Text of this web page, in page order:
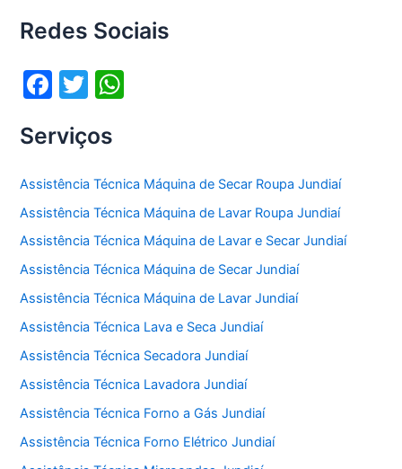
b
o
o
k
A
p
Redes Sociais
F
c
e
b
o
o
k
T
itt
er s
A
p
p
Serviços
Assistência Técnica Máquina de Secar Roupa Jundiaí
Assistência Técnica Máquina de Lavar Roupa Jundiaí
Assistência Técnica Máquina de Lavar e Secar Jundiaí
Assistência Técnica Máquina de Secar Jundiaí
Assistência Técnica Máquina de Lavar Jundiaí
Assistência Técnica Lava e Seca Jundiaí
Assistência Técnica Secadora Jundiaí
Assistência Técnica Lavadora Jundiaí
Assistência Técnica Forno a Gás Jundiaí
Assistência Técnica Forno Elétrico Jundiaí